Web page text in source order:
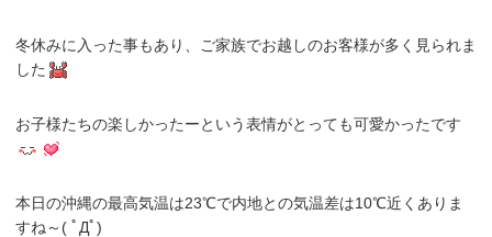
冬休みに入った事もあり、ご家族でお越しのお客様が多く見られま
した
お子様たちの楽しかったーという表情がとっても可愛かったです
本日の沖縄の最高気温は23℃で内地との気温差は10℃近くありま
すね～( ﾟДﾟ)